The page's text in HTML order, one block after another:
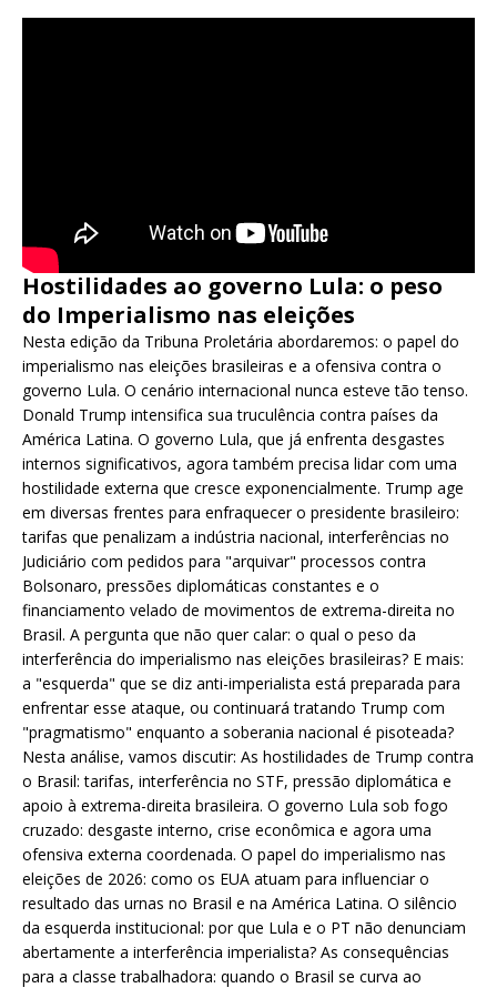
Hostilidades ao governo Lula: o peso
do Imperialismo nas eleições
Nesta edição da Tribuna Proletária abordaremos: o papel do
imperialismo nas eleições brasileiras e a ofensiva contra o
governo Lula. O cenário internacional nunca esteve tão tenso.
Donald Trump intensifica sua truculência contra países da
América Latina. O governo Lula, que já enfrenta desgastes
internos significativos, agora também precisa lidar com uma
hostilidade externa que cresce exponencialmente. Trump age
em diversas frentes para enfraquecer o presidente brasileiro:
tarifas que penalizam a indústria nacional, interferências no
Judiciário com pedidos para "arquivar" processos contra
Bolsonaro, pressões diplomáticas constantes e o
financiamento velado de movimentos de extrema-direita no
Brasil. A pergunta que não quer calar: o qual o peso da
interferência do imperialismo nas eleições brasileiras? E mais:
a "esquerda" que se diz anti-imperialista está preparada para
enfrentar esse ataque, ou continuará tratando Trump com
"pragmatismo" enquanto a soberania nacional é pisoteada?
Nesta análise, vamos discutir: As hostilidades de Trump contra
o Brasil: tarifas, interferência no STF, pressão diplomática e
apoio à extrema-direita brasileira. O governo Lula sob fogo
cruzado: desgaste interno, crise econômica e agora uma
ofensiva externa coordenada. O papel do imperialismo nas
eleições de 2026: como os EUA atuam para influenciar o
resultado das urnas no Brasil e na América Latina. O silêncio
da esquerda institucional: por que Lula e o PT não denunciam
abertamente a interferência imperialista? As consequências
para a classe trabalhadora: quando o Brasil se curva ao